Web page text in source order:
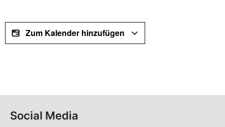
Zum Kalender hinzufügen
Social Media